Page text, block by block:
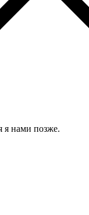
я нами позже.